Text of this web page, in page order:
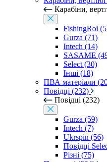
Карабіни,
FishingRoi
Gurza (71)
Intech (14)
SASAME
Select (30)
Інші (18)
ПВА матеріали
Повідці (232)
Повідці (232)
Gurza (59)
Intech (7)
Ukrspin (56)
Повідці
Різні (75)